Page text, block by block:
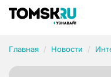
Главная Новости